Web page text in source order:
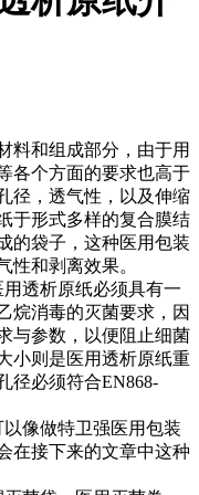
料和组成部分，由于用
各个方面的要求也高于
径，透气性，以及伸缩
于形式多样的复合膜结
的袋子，这种医用包装
性和剥离效果。
透析原纸必须具有一
烷消毒的灭菌要求，因
与参数，以便阻止细菌
小则是医用透析原纸重
径必须符合EN868-
像做特卫强医用包装
在接下来的文章中这种